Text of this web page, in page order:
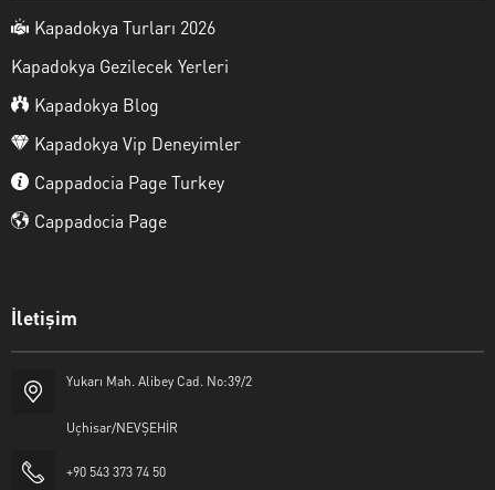
Kapadokya Turları 2026
Kapadokya Gezilecek Yerleri
Kapadokya Blog
Kapadokya Vip Deneyimler
Cappadocia Page Turkey
Cappadocia Page
İletişim
Yukarı Mah. Alibey Cad. No:39/2
Uçhisar/NEVŞEHİR
+90 543 373 74 50